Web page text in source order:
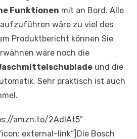
Funktionen mit an Bord. Alle
wäre zu viel des
Produktbericht können Sie
wäre noch die
und die
Sehr praktisch ist auch
amzn.to/2AdIAt5″
external-link“]Die Bosch